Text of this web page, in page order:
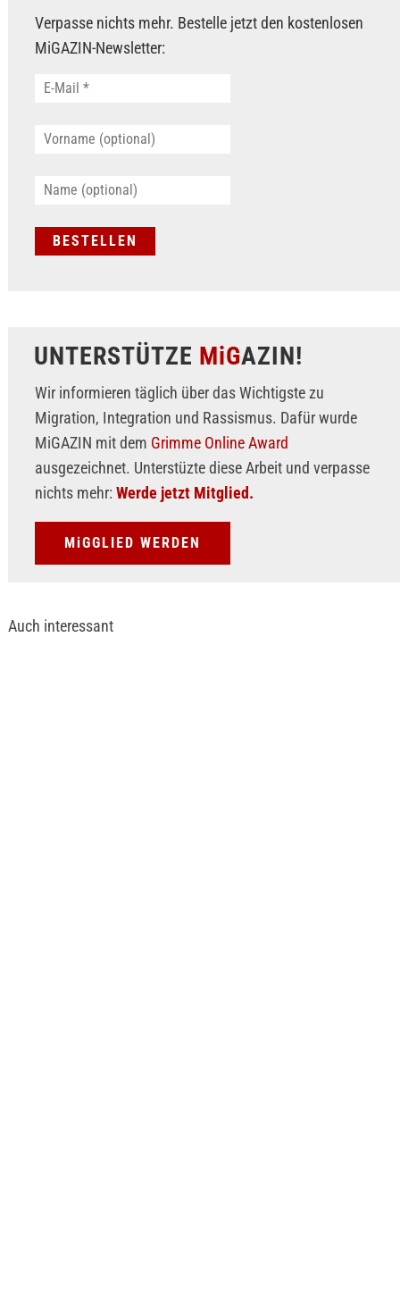
Verpasse nichts mehr. Bestelle jetzt den kostenlosen
MiGAZIN-Newsletter:
UNTERSTÜTZE MiGAZIN!
Wir informieren täglich über das Wichtigste zu
Migration, Integration und Rassismus. Dafür wurde
MiGAZIN mit dem Grimme Online Award
ausgezeichnet. Unterstüzte diese Arbeit und verpasse
nichts mehr: Werde jetzt Mitglied.
MiGGLIED WERDEN
Auch interessant